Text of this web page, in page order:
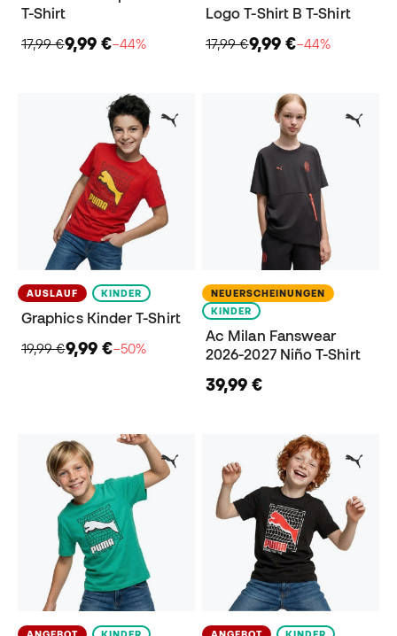
T-Shirt
17,99 €9,99 €−44%
Logo T-Shirt B T-Shirt
17,99 €9,99 €−44%
AUSLAUF KINDER
Graphics Kinder T-Shirt
19,99 €9,99 €−50%
NEUERSCHEINUNGEN
KINDER
Ac Milan Fanswear
2026-2027 Niño T-Shirt
39,99 €
ANGEBOT KINDER ANGEBOT KINDER